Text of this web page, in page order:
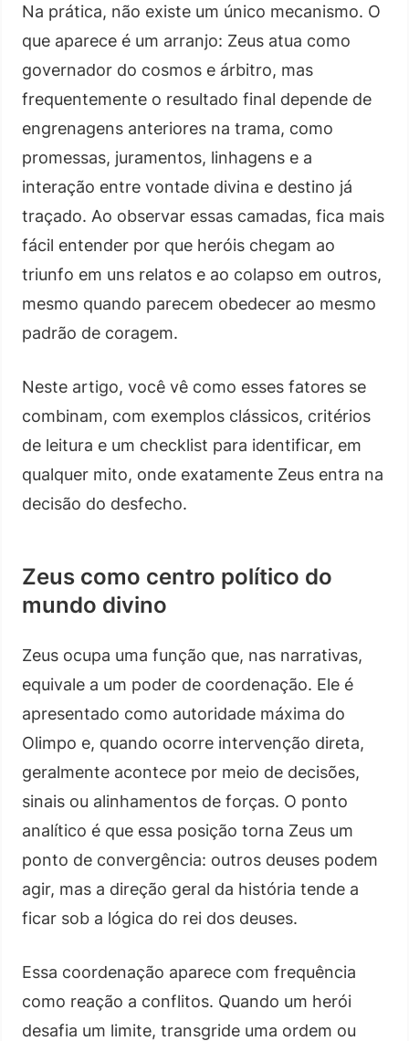
Na prática, não existe um único mecanismo. O
que aparece é um arranjo: Zeus atua como
governador do cosmos e árbitro, mas
frequentemente o resultado final depende de
engrenagens anteriores na trama, como
promessas, juramentos, linhagens e a
interação entre vontade divina e destino já
traçado. Ao observar essas camadas, fica mais
fácil entender por que heróis chegam ao
triunfo em uns relatos e ao colapso em outros,
mesmo quando parecem obedecer ao mesmo
padrão de coragem.
Neste artigo, você vê como esses fatores se
combinam, com exemplos clássicos, critérios
de leitura e um checklist para identificar, em
qualquer mito, onde exatamente Zeus entra na
decisão do desfecho.
Zeus como centro político do
mundo divino
Zeus ocupa uma função que, nas narrativas,
equivale a um poder de coordenação. Ele é
apresentado como autoridade máxima do
Olimpo e, quando ocorre intervenção direta,
geralmente acontece por meio de decisões,
sinais ou alinhamentos de forças. O ponto
analítico é que essa posição torna Zeus um
ponto de convergência: outros deuses podem
agir, mas a direção geral da história tende a
ficar sob a lógica do rei dos deuses.
Essa coordenação aparece com frequência
como reação a conflitos. Quando um herói
desafia um limite, transgride uma ordem ou